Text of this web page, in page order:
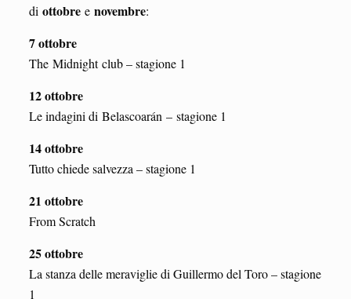
di ottobree novembre:
7 ottobre
The Midnight club – stagione 1
12 ottobre
Le indagini di Belascoarán – stagione 1
14 ottobre
Tutto chiede salvezza – stagione 1
21 ottobre
From Scratch
25 ottobre
La stanza delle meraviglie di Guillermo del Toro – stagione
1